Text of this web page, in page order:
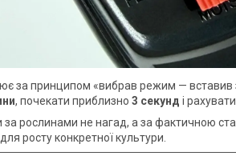
за принципом «вибрав режим —
, почекати приблизно 3 секунд і
рослинами не нагад, а за фактичною
росту конкретної культури.